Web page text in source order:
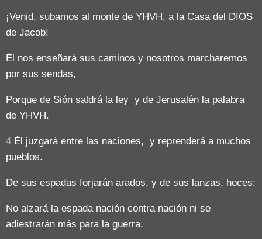
¡Venid, subamos al monte de YHVH, a la Casa del DIOS
de Jacob!
Él nos enseñará sus caminos y nosotros marcharemos
por sus sendas,
Porque de Sión saldrá la ley y de Jerusalén la palabra
de YHVH.
4 Él juzgará entre las naciones, y reprenderá a muchos
pueblos.
De sus espadas forjarán arados, y de sus lanzas, hoces;
No alzará la espada nación contra nación ni se
adiestrarán más para la guerra.